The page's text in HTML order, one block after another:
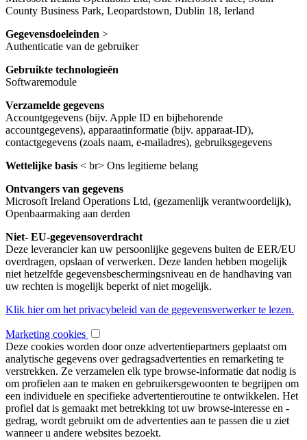
County Business Park, Leopardstown, Dublin 18, Ierland
Gegevensdoeleinden >
Authenticatie van de gebruiker
Gebruikte technologieën
Softwaremodule
Verzamelde gegevens
Accountgegevens (bijv. Apple ID en bijbehorende
accountgegevens), apparaatinformatie (bijv. apparaat-ID),
contactgegevens (zoals naam, e-mailadres), gebruiksgegevens
Wettelijke basis < br> Ons legitieme belang
Ontvangers van gegevens
Microsoft Ireland Operations Ltd, (gezamenlijk verantwoordelijk),
Openbaarmaking aan derden
Niet- EU-gegevensoverdracht
Deze leverancier kan uw persoonlijke gegevens buiten de EER/EU
overdragen, opslaan of verwerken. Deze landen hebben mogelijk
niet hetzelfde gegevensbeschermingsniveau en de handhaving van
uw rechten is mogelijk beperkt of niet mogelijk.
Klik hier om het privacybeleid van de gegevensverwerker te lezen.
Marketing cookies
Deze cookies worden door onze advertentiepartners geplaatst om
analytische gegevens over gedragsadvertenties en remarketing te
verstrekken. Ze verzamelen elk type browse-informatie dat nodig is
om profielen aan te maken en gebruikersgewoonten te begrijpen om
een individuele en specifieke advertentieroutine te ontwikkelen. Het
profiel dat is gemaakt met betrekking tot uw browse-interesse en -
gedrag, wordt gebruikt om de advertenties aan te passen die u ziet
wanneer u andere websites bezoekt.